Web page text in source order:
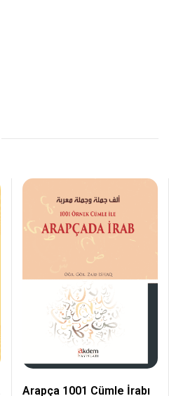
Arapça 1001 Cümle İrabı